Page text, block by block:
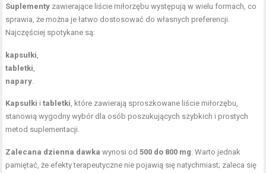
Suplementy zawierające liście miłorzębu występują w wielu formach, co
sprawia, że można je łatwo dostosować do własnych preferencji.
Najczęściej spotykane są:
kapsułki,
tabletki,
napary.
Kapsułki itabletki, które zawierają sproszkowane liście miłorzębu,
stanowią wygodny wybór dla osób poszukujących szybkich i prostych
metod suplementacji.
Zalecana dzienna dawka wynosi od500 do 800 mg. Warto jednak
pamiętać, że efekty terapeutyczne nie pojawią się natychmiast; zaleca się